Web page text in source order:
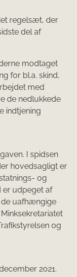
regelsæt, der
del af
modtaget
for bl.a. skind,
med
de nedlukkede
indtjening
I spidsen
hovedsagligt er
og
er udpeget af
uafhængige
og
2021.